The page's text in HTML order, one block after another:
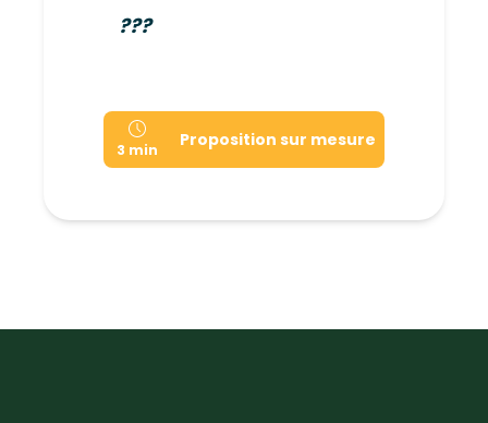
???
3 min Proposition sur mesure